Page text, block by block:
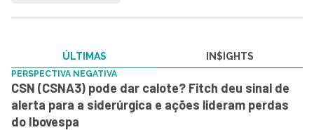
ÚLTIMAS IN$IGHTS
PERSPECTIVA NEGATIVA
CSN (CSNA3) pode dar calote? Fitch deu sinal de
alerta para a siderúrgica e ações lideram perdas
do Ibovespa